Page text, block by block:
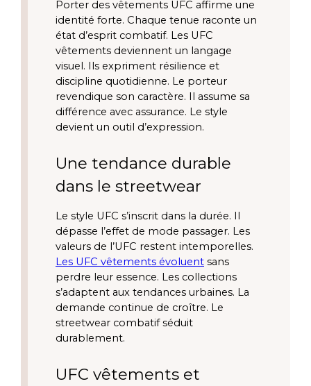
Porter des vêtements UFC affirme une
identité forte. Chaque tenue raconte un
état d’esprit combatif. Les UFC
vêtements deviennent un langage
visuel. Ils expriment résilience et
discipline quotidienne. Le porteur
revendique son caractère. Il assume sa
différence avec assurance. Le style
devient un outil d’expression.
Une tendance durable
dans le streetwear
Le style UFC s’inscrit dans la durée. Il
dépasse l’effet de mode passager. Les
valeurs de l’UFC restent intemporelles.
Les UFC vêtements évoluent sans
perdre leur essence. Les collections
s’adaptent aux tendances urbaines. La
demande continue de croître. Le
streetwear combatif séduit
durablement.
UFC vêtements et